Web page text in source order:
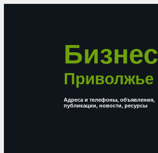
Бизнес
Приволжье
Адреса и телефоны, объявления,
публикации, новости, ресурсы